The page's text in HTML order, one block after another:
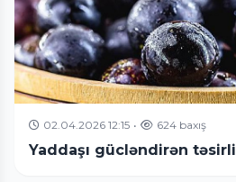
02.04.2026 12:15 • 624 baxış
Yaddaşı gücləndirən təsirli